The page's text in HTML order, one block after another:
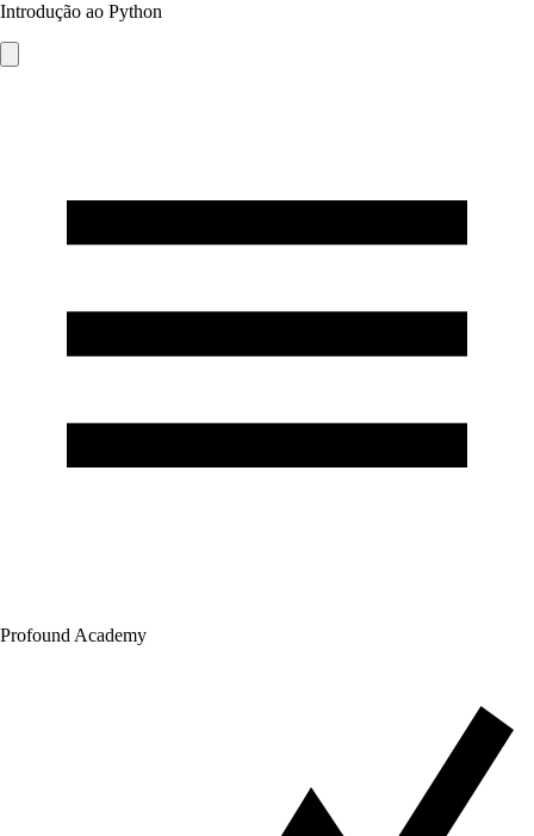
Introdução ao Python
Profound Academy